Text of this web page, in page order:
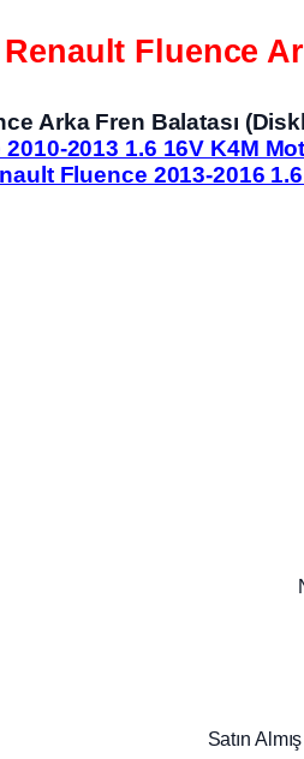
Renault Fluence
Arka Fren Balatası
2013 1.6 16V K4M
Fluence 2013-2016
Satın